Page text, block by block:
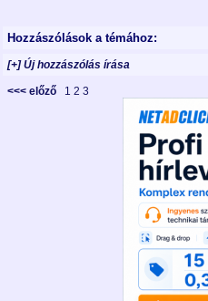
Hozzászólások a témához:
[+] Új hozzászólás írása
<<< előző 1 2 3